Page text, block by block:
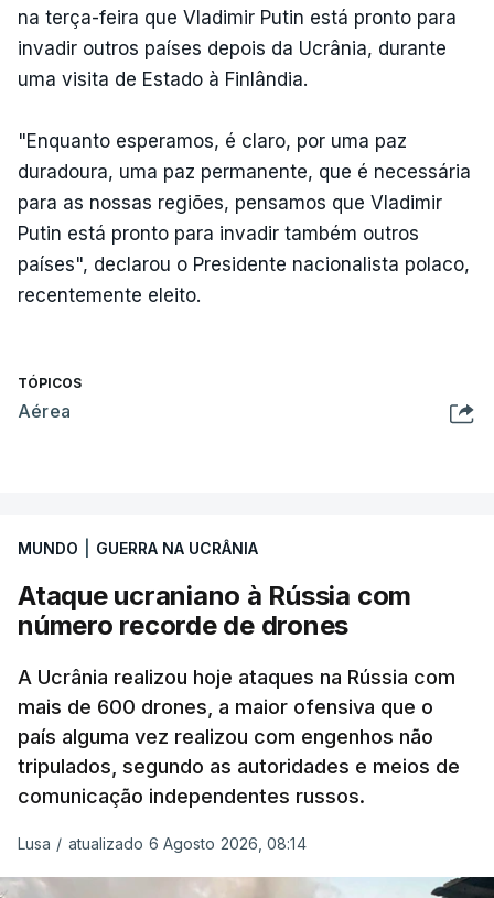
na terça-feira que Vladimir Putin está pronto para
invadir outros países depois da Ucrânia, durante
uma visita de Estado à Finlândia.
"Enquanto esperamos, é claro, por uma paz
duradoura, uma paz permanente, que é necessária
para as nossas regiões, pensamos que Vladimir
Putin está pronto para invadir também outros
países", declarou o Presidente nacionalista polaco,
recentemente eleito.
TÓPICOS
Aérea
MUNDO GUERRA NA UCRÂNIA
Ataque ucraniano à Rússia com
número recorde de drones
A Ucrânia realizou hoje ataques na Rússia com
mais de 600 drones, a maior ofensiva que o
país alguma vez realizou com engenhos não
tripulados, segundo as autoridades e meios de
comunicação independentes russos.
Lusa / atualizado 6 Agosto 2026, 08:14